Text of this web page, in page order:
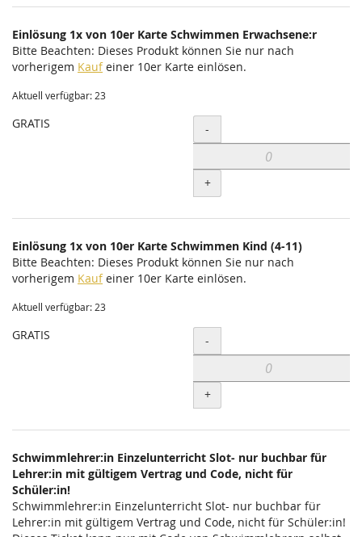
Einlösung 1x von 10er Karte Schwimmen Erwachsene:r
Bitte Beachten: Dieses Produkt können Sie nur nach
vorherigem Kaufeiner 10er Karte einlösen.
Aktuell verfügbar: 23
GRATIS Menge
-
+
Einlösung 1x von 10er Karte Schwimmen Kind (4-11)
Bitte Beachten: Dieses Produkt können Sie nur nach
vorherigem Kaufeiner 10er Karte einlösen.
Aktuell verfügbar: 23
GRATIS Menge
-
+
Schwimmlehrer:in Einzelunterricht Slot- nur buchbar für
Lehrer:in mit gültigem Vertrag und Code, nicht für
Schüler:in!
Schwimmlehrer:in Einzelunterricht Slot- nur buchbar für
Lehrer:in mit gültigem Vertrag und Code, nicht für Schüler:in!